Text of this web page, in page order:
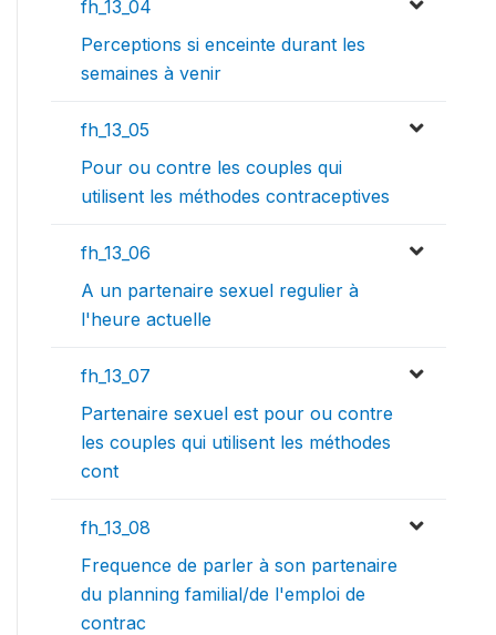
fh_13_04
Perceptions si enceinte durant les
semaines à venir
fh_13_05
Pour ou contre les couples qui
utilisent les méthodes contraceptives
fh_13_06
A un partenaire sexuel regulier à
l'heure actuelle
fh_13_07
Partenaire sexuel est pour ou contre
les couples qui utilisent les méthodes
cont
fh_13_08
Frequence de parler à son partenaire
du planning familial/de l'emploi de
contrac